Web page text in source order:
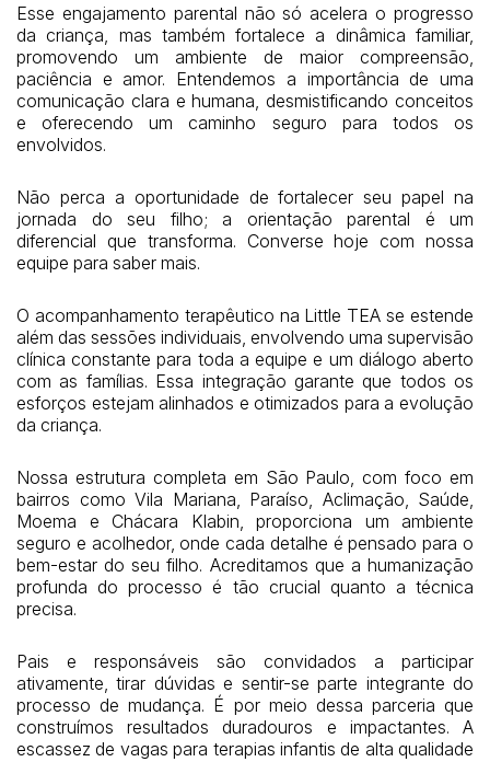
Esse engajamento parental não só acelera o progresso
da criança, mas também fortalece a dinâmica familiar,
promovendo um ambiente de maior compreensão,
paciência e amor. Entendemos a importância de uma
comunicação clara e humana, desmistificando conceitos
e oferecendo um caminho seguro para todos os
envolvidos.
Não perca a oportunidade de fortalecer seu papel na
jornada do seu filho; a orientação parental é um
diferencial que transforma. Converse hoje com nossa
equipe para saber mais.
O acompanhamento terapêutico na Little TEA se estende
além das sessões individuais, envolvendo uma supervisão
clínica constante para toda a equipe e um diálogo aberto
com as famílias. Essa integração garante que todos os
esforços estejam alinhados e otimizados para a evolução
da criança.
Nossa estrutura completa em São Paulo, com foco em
bairros como Vila Mariana, Paraíso, Aclimação, Saúde,
Moema e Chácara Klabin, proporciona um ambiente
seguro e acolhedor, onde cada detalhe é pensado para o
bem-estar do seu filho. Acreditamos que a humanização
profunda do processo é tão crucial quanto a técnica
precisa.
Pais e responsáveis são convidados a participar
ativamente, tirar dúvidas e sentir-se parte integrante do
processo de mudança. É por meio dessa parceria que
construímos resultados duradouros e impactantes. A
escassez de vagas para terapias infantis de alta qualidade